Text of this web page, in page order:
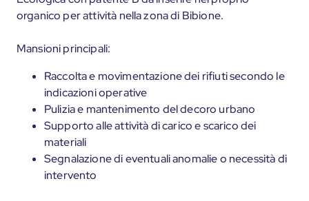
organico per attività nella zona di Bibione.
Mansioni principali:
Raccolta e movimentazione dei rifiuti secondo le
indicazioni operative
Pulizia e mantenimento del decoro urbano
Supporto alle attività di carico e scarico dei
materiali
Segnalazione di eventuali anomalie o necessità di
intervento